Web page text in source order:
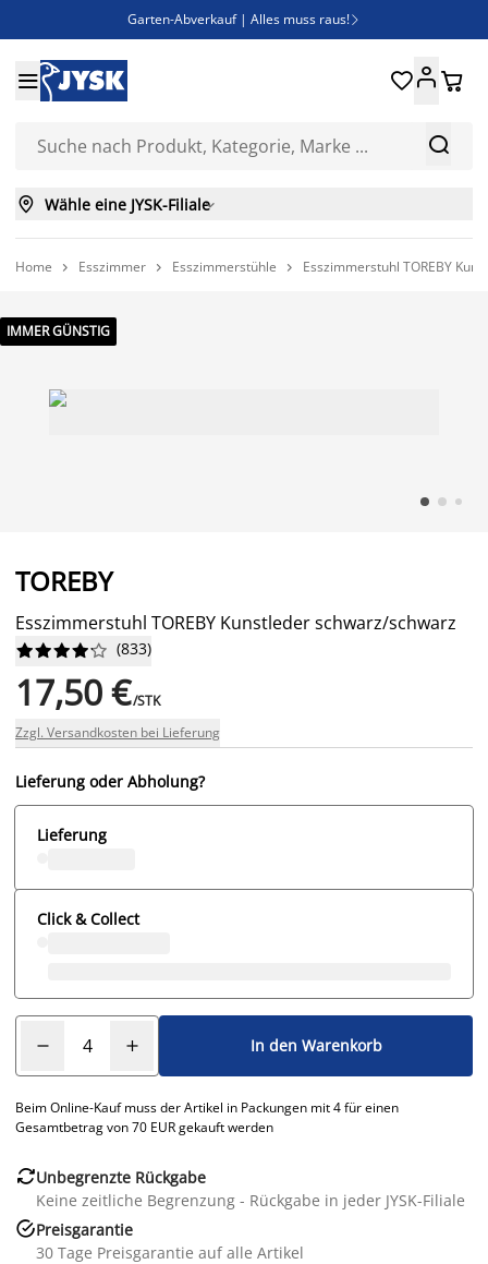
Garten-Abverkauf | Alles muss raus! 
Bist du Unternehmer? Entdecke JYSK-B2B
Esszimmerstuhl ADSLEV um nur 40€


 
 Wähle eine JYSK-Filiale
Home  Esszimmer  Esszimmerstühle  Esszimmerstuhl TOREBY
IMMER GÜNSTIG
TOREBY
Esszimmerstuhl TOREBY Kunstleder schwarz/schwarz





 (833)
17,50 €/STK
Zzgl. Versandkosten bei Lieferung
Lieferung oder Abholung?
Lieferung
Click & Collect
In den Warenkorb
Beim Online-Kauf muss der Artikel in Packungen mit 4 für einen
Gesamtbetrag von 70 EUR gekauft werden
Unbegrenzte Rückgabe
Keine zeitliche Begrenzung - Rückgabe in jeder JYSK-Filiale
Preisgarantie
30 Tage Preisgarantie auf alle Artikel